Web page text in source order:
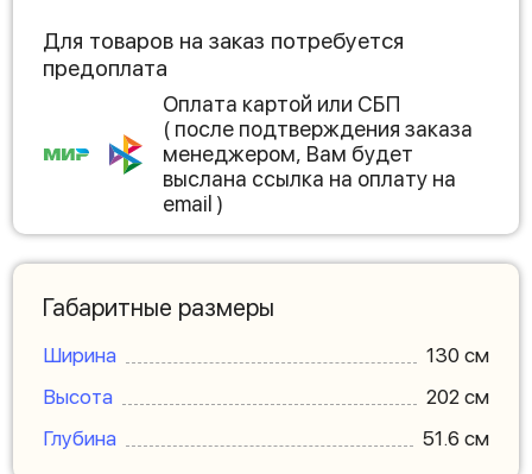
Для товаров на заказ потребуется
предоплата
Оплата картой или СБП
( после подтверждения заказа
менеджером, Вам будет
выслана ссылка на оплату на
email )
Габаритные размеры
Ширина
130 см
Высота
202 см
Глубина
51.6 см